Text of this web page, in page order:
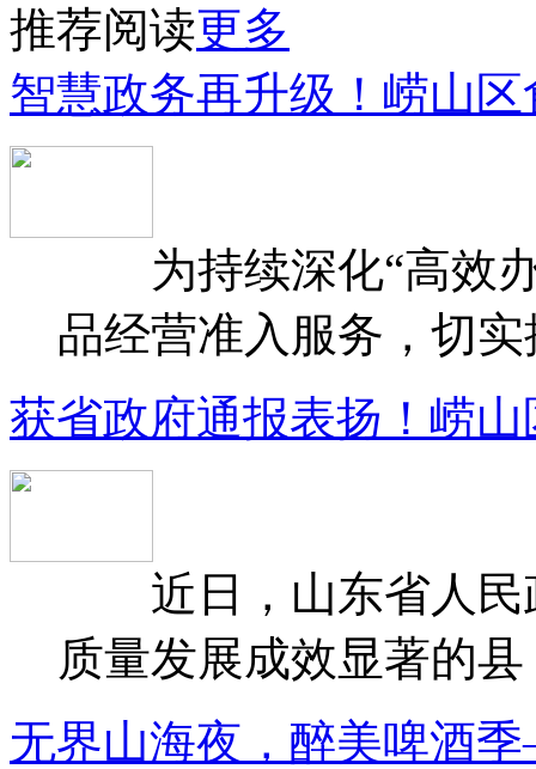
推荐阅读更多
智慧政务再升级！崂山
为持续深化“高效办
品经营准入服务，切
获省政府通报表扬！崂
近日，山东省人民
质量发展成效显著的
无界山海夜，醉美啤酒